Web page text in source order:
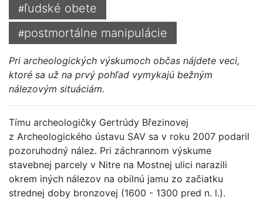
#ľudské obete
#postmortálne manipulácie
Pri archeologických výskumoch občas nájdete veci,
ktoré sa už na prvý pohľad vymykajú bežným
nálezovým situáciám.
Tímu archeologičky Gertrúdy Březinovej
z Archeologického ústavu SAV sa v roku 2007 podaril
pozoruhodný nález. Pri záchrannom výskume
stavebnej parcely v Nitre na Mostnej ulici narazili
okrem iných nálezov na obilnú jamu zo začiatku
strednej doby bronzovej (1600 - 1300 pred n. l.).